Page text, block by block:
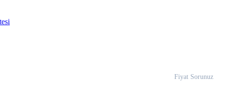
Fiyat Sorunuz